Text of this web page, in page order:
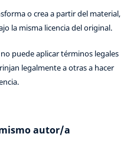
o crea a partir del material,
la misma licencia del original.
puede aplicar términos legales
legalmente a otras a hacer
autor/a